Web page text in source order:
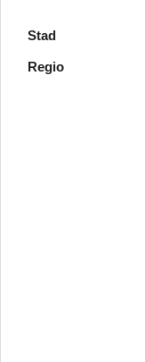
Stad
Regio